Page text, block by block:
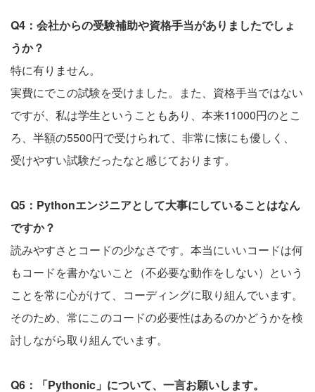
Q4：会社からの受験補助や資格手当がありましたでしょ
うか？
特に有りません。
実費にでこの試験を受けました。また、資格手当ではない
ですが、私は学生ということもあり、本来11000円のとこ
ろ、半額の5500円で受けられて、非常に懐にも優しく、
受けやすい試験だったなと感じております。
Q5：Pythonエンジニアとして大事にしていることはなん
ですか？
読みやすさとコードの少なさです。本当にいいコードは何
もコードを書かないこと（不必要な動作をしない）という
ことを常に心がけて、コーディングに取り組んでいます。
そのため、常にこのコードの必要性はあるのかどうかを検
討しながら取り組んでいます。
Q6：「Pythonic」について、一言お願いします。